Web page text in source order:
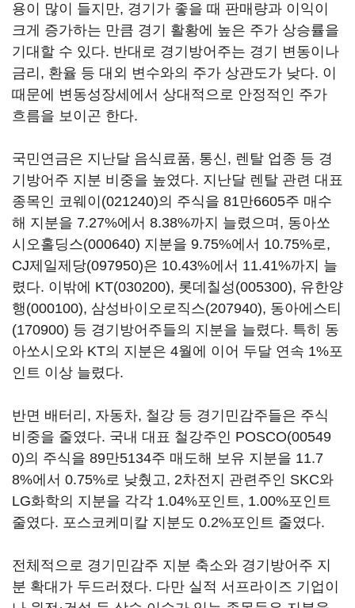
용이 많이 들지만, 경기가 좋을 때 판매량과 이익이
크게 증가하는 만큼 경기 활황에 높은 주가 상승률을
기대할 수 있다. 반대로 경기방어주는 경기 변동이나
금리, 환율 등 대외 변수와의 주가 상관도가 낮다. 이
때문에 변동성장세에서 상대적으로 안정적인 주가
흐름을 보이곤 한다.
국민연금은 지난달 음식료품, 통신, 렌탈 업종 등 경
기방어주 지분 비중을 높였다. 지난달 렌탈 관련 대표
종목인 코웨이(021240)의 주식을 81만6605주 매수
해 지분을 7.27%에서 8.38%까지 늘렸으며, 동아쏘
시오홀딩스(000640) 지분을 9.75%에서 10.75%로,
CJ제일제당(097950)은 10.43%에서 11.41%까지 늘
렸다. 이밖에 KT(030200), 롯데칠성(005300), 유한양
행(000100), 삼성바이오로직스(207940), 동아에스티
(170900) 등 경기방어주들의 지분을 늘렸다. 특히 동
아쏘시오와 KT의 지분은 4월에 이어 두달 연속 1%포
인트 이상 늘렸다.
반면 배터리, 자동차, 철강 등 경기민감주들은 주식
비중을 줄였다. 국내 대표 철강주인 POSCO(00549
0)의 주식을 89만5134주 매도해 보유 지분을 11.7
8%에서 0.75%로 낮췄고, 2차전지 관련주인 SKC와
LG화학의 지분을 각각 1.04%포인트, 1.00%포인트
줄였다. 포스코케미칼 지분도 0.2%포인트 줄였다.
전체적으로 경기민감주 지분 축소와 경기방어주 지
분 확대가 두드러졌다. 다만 실적 서프라이즈 기업이